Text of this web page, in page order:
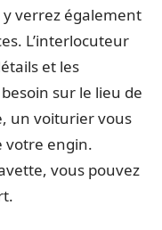
verrez également
L’interlocuteur
et les
sur le lieu de
un voiturier vous
votre engin.
vous pouvez